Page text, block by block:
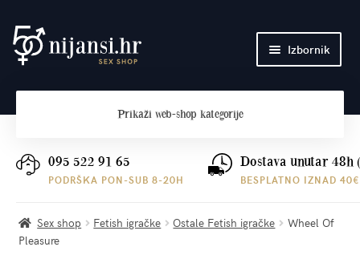
Preskoči
na
Skoči
do
Izbornik
Plaćanje i dostava
Prikaži web-shop kategorije
095 522 91 65
PODRŠKA PON-SUB 8-20H
Dostava unutar 48h
BESPLATNO IZNAD 40€
Sex shop Fetish igračke Ostale Fetish igračke
Wheel Of
Pleasure